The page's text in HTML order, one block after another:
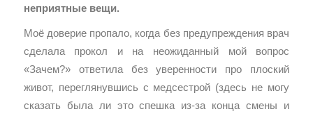
неприятные вещи.
Моё доверие пропало, когда без предупреждения врач
сделала прокол и на неожиданный мой вопрос
«Зачем?» ответила без уверенности про плоский
живот, переглянувшись с медсестрой (здесь не могу
сказать была ли это спешка из-за конца смены и